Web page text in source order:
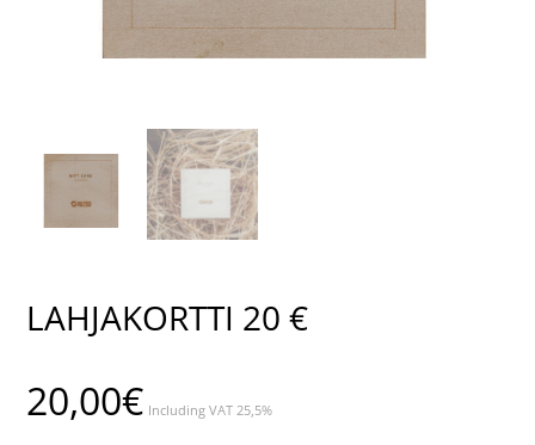
LAHJAKORTTI 20 €
20,00€ Including VAT 25,5%